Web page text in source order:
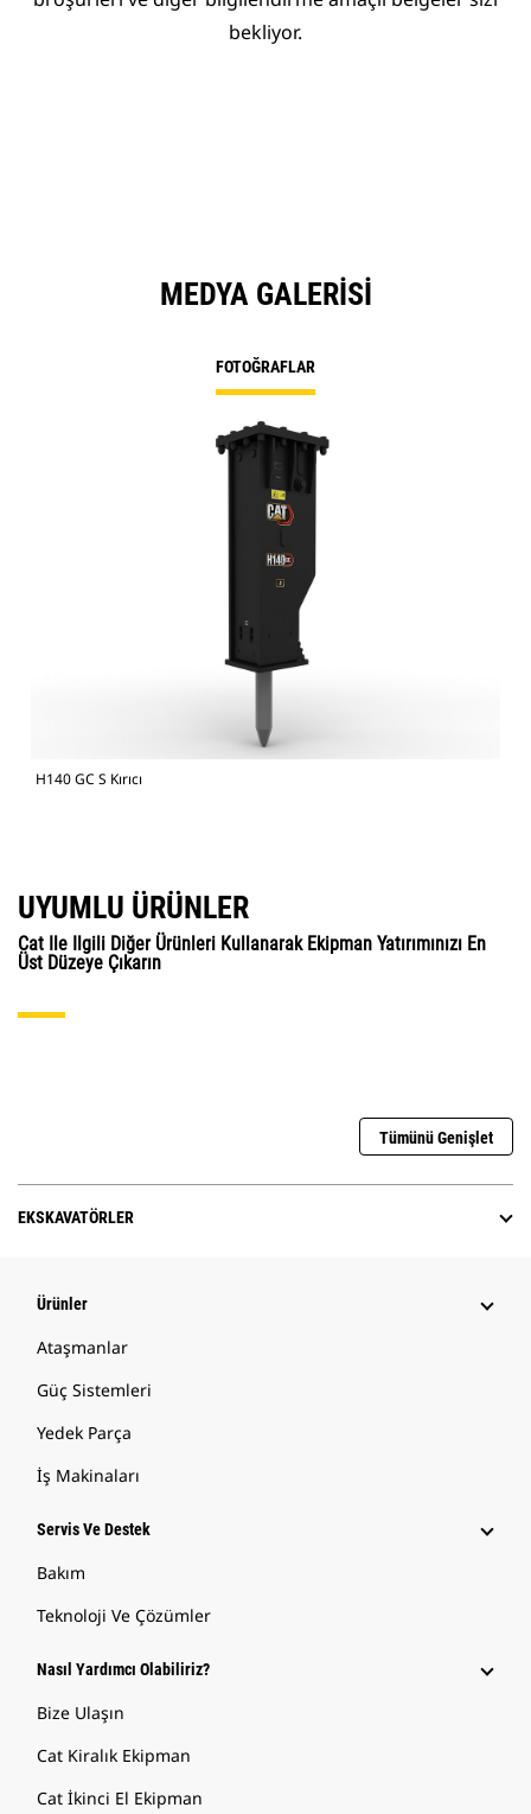
bekliyor.
MEDYA GALERISI
FOTOĞRAFLAR
H140 GC S Kırıcı
UYUMLU ÜRÜNLER
Cat Ile Ilgili Diğer Ürünleri Kullanarak Ekipman Yatırımınızı En
Üst Düzeye Çıkarın
Tümünü Genişlet
EKSKAVATÖRLER
Ürünler
Ataşmanlar
Güç Sistemleri
Yedek Parça
İş Makinaları
Servis Ve Destek
Bakım
Teknoloji Ve Çözümler
Nasıl Yardımcı Olabiliriz?
Bize Ulaşın
Cat Kiralık Ekipman
Cat İkinci El Ekipman